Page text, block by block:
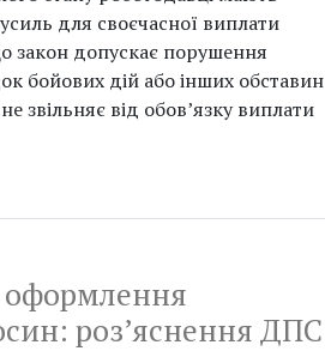
для своєчасної виплати
закон допускає порушення
бойових дій або інших обставин
звільняє від обов’язку виплати
оформлення
роз’яснення ДПС